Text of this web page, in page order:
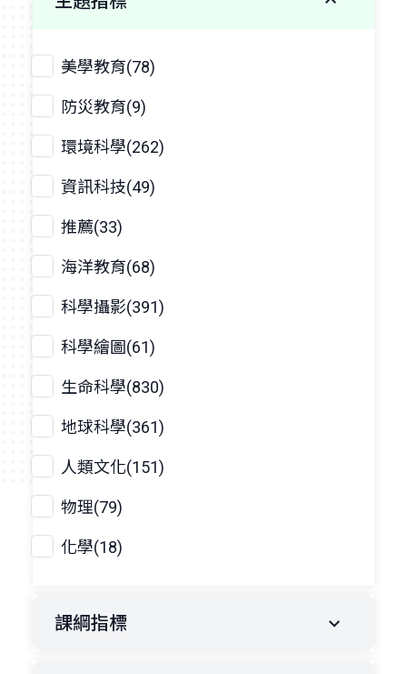
美學教育(78)
防災教育(9)
環境科學(262)
資訊科技(49)
推薦(33)
海洋教育(68)
科學攝影(391)
科學繪圖(61)
生命科學(830)
地球科學(361)
人類文化(151)
物理(79)
化學(18)
課綱指標